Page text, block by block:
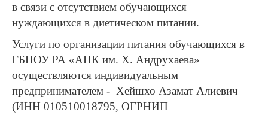
в связи с отсутствием обучающихся
нуждающихся в диетическом питании.
Услуги по организации питания обучающихся в
ГБПОУ РА «АПК им. Х. Андрухаева»
осуществляются индивидуальным
предпринимателем - Хейшхо Азамат Алиевич
(ИНН 010510018795, ОГРНИП